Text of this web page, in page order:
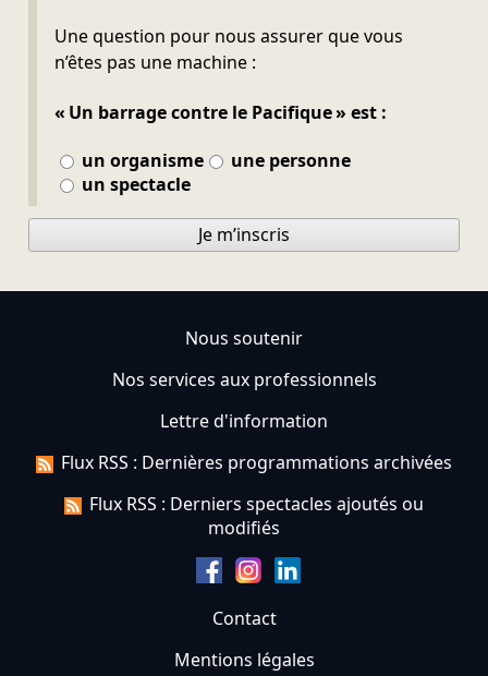
Une question pour nous assurer que vous
n’êtes pas une machine :
« Un barrage contre le Pacifique » est :
un organisme
une personne
un spectacle
Ne pas remplir
Je m’inscris
Nous soutenir
Nos services aux professionnels
Lettre d'information
Flux RSS : Dernières programmations archivées
Flux RSS : Derniers spectacles ajoutés ou
modifiés
Contact
Mentions légales